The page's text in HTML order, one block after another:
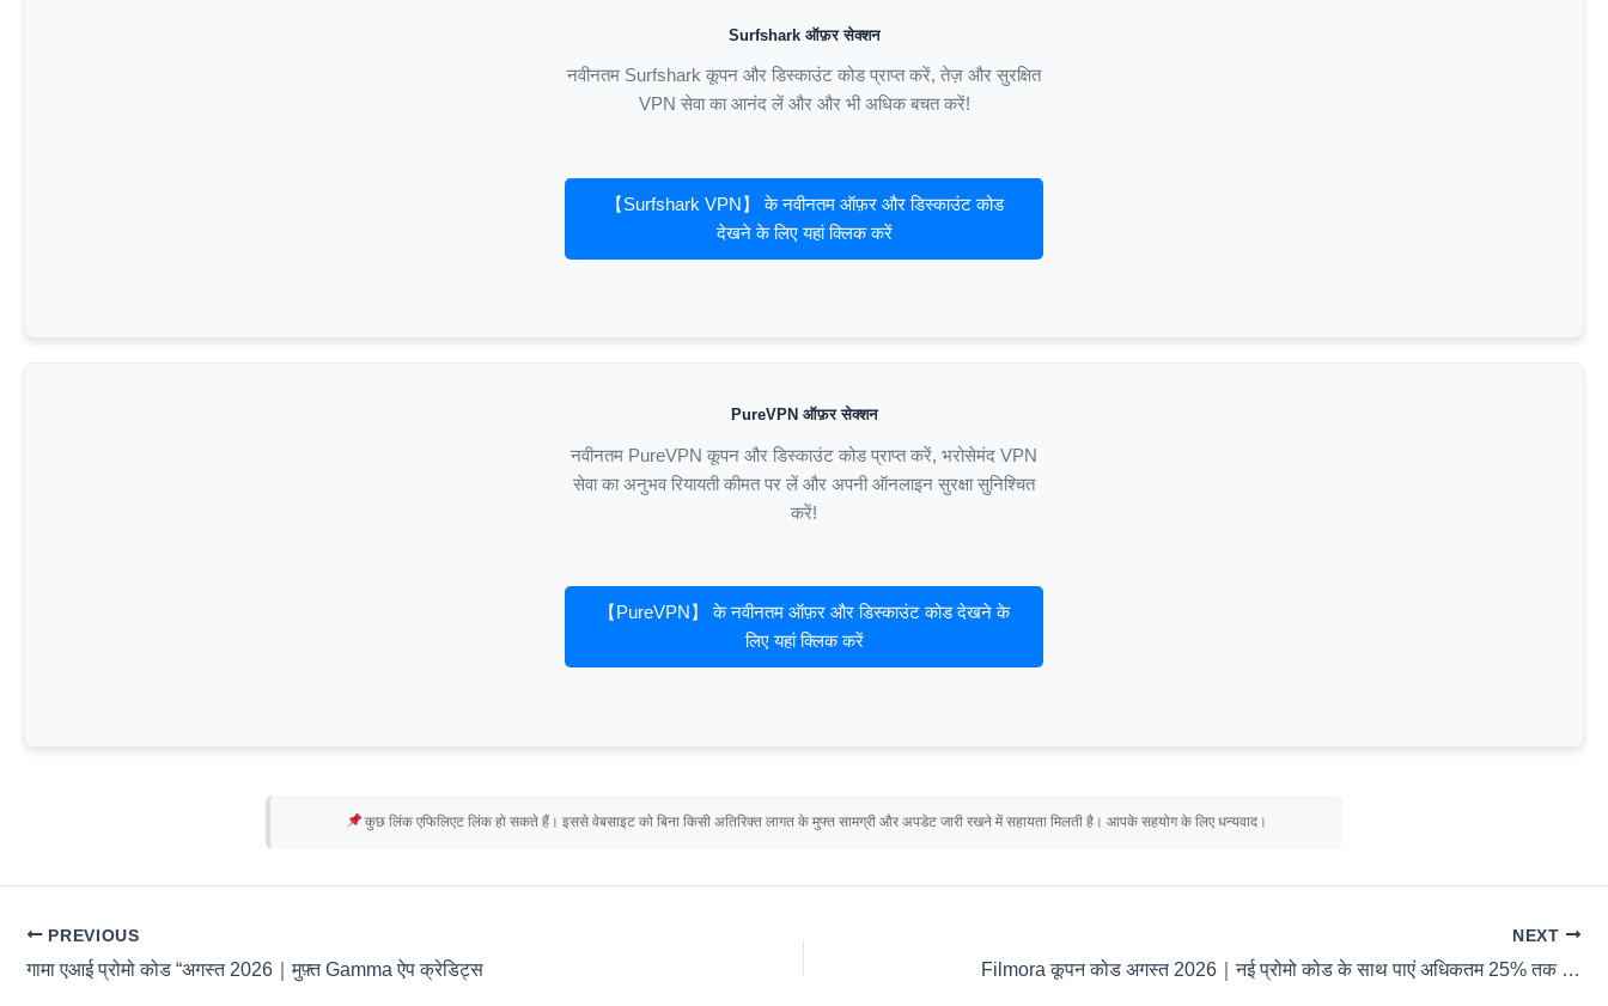
Surfshark ऑफ़र सेक्शन
नवीनतम Surfshark कूपन और डिस्काउंट कोड प्राप्त करें, तेज़ और सुरक्षित
VPN सेवा का आनंद लें और और भी अधिक बचत करें!
【Surfshark VPN】 के नवीनतम ऑफ़र और डिस्काउंट कोड
देखने के लिए यहां क्लिक करें
PureVPN ऑफ़र सेक्शन
नवीनतम PureVPN कूपन और डिस्काउंट कोड प्राप्त करें, भरोसेमंद VPN
सेवा का अनुभव रियायती कीमत पर लें और अपनी ऑनलाइन सुरक्षा सुनिश्चित
करें!
【PureVPN】 के नवीनतम ऑफ़र और डिस्काउंट कोड देखने के
लिए यहां क्लिक करें
कुछ लिंक एफिलिएट लिंक हो सकते हैं। इससे वेबसाइट को बिना किसी अतिरिक्त लागत के मुफ्त सामग्री और अपडेट जारी रखने में सहायता मिलती है। आपके सहयोग के लिए धन्यवाद।
PREVIOUS
गामा एआई प्रोमो कोड “अगस्त 2026｜मुफ़्त Gamma ऐप क्रेडिट्स
NEXT
Filmora कूपन कोड अगस्त 2026｜नई प्रोमो कोड के साथ पाएं अधिकतम 25% तक की छूट